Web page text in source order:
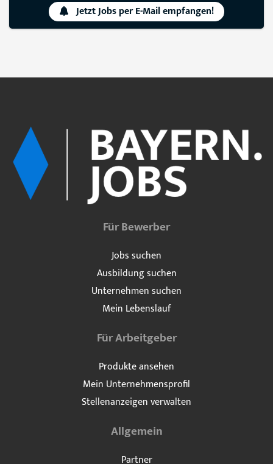
Jetzt Jobs per E-Mail empfangen!
Für Bewerber
Jobs suchen
Ausbildung suchen
Unternehmen suchen
Mein Lebenslauf
Für Arbeitgeber
Produkte ansehen
Mein Unternehmensprofil
Stellenanzeigen verwalten
Allgemein
Partner